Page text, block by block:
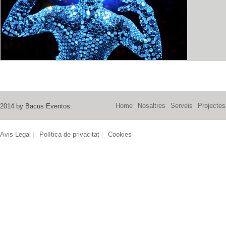
2014 by Bacus Eventos. Home Nosaltres Serveis Projectes
Avis Legal Política de privacitat Cookies